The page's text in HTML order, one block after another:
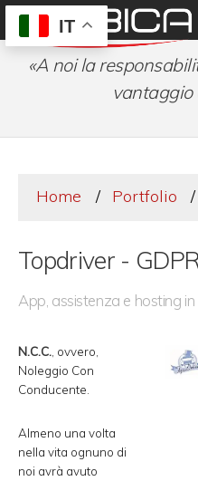
IT
«A noi la
vantaggio
Home Portfolio
Topdriver -
App, assistenza e hosting
N.C.C. , ovvero,
Noleggio Con
Conducente.
Almeno una volta
nella vita ognuno di
noi avrà avuto